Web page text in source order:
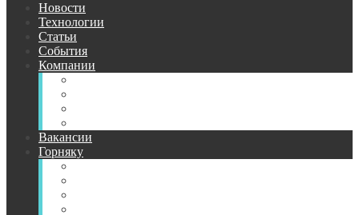
Новости
Технологии
Статьи
События
Компании
Вакансии
Горняку